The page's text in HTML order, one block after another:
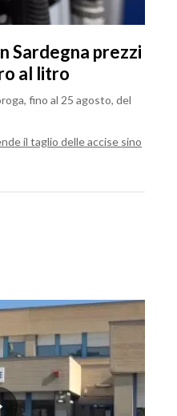
Sardegna prezzi
al litro
fino al 25 agosto, del
il taglio delle accise sino